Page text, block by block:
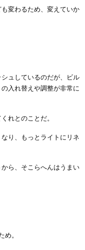
変わるため、変えていか
ュしているのだが、ビル
入れ替えや調整が非常に
れとのことだ。
り、もっとライトにリネ
ら、そこらへんはうまい
め。